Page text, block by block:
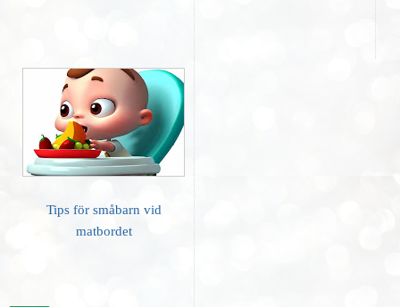
Tips för småbarn vid
matbordet